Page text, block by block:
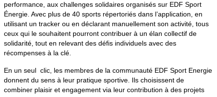
performance, aux challenges solidaires organisés sur EDF Sport
Énergie. Avec plus de 40 sports répertoriés dans l’application, en
utilisant un tracker ou en déclarant manuellement son activité, tous
ceux qui le souhaitent pourront contribuer à un élan collectif de
solidarité, tout en relevant des défis individuels avec des
récompenses à la clé.
En un seul clic, les membres de la communauté EDF Sport Energie
donnent du sens à leur pratique sportive. Ils choisissent de
combiner plaisir et engagement via leur contribution à des projets